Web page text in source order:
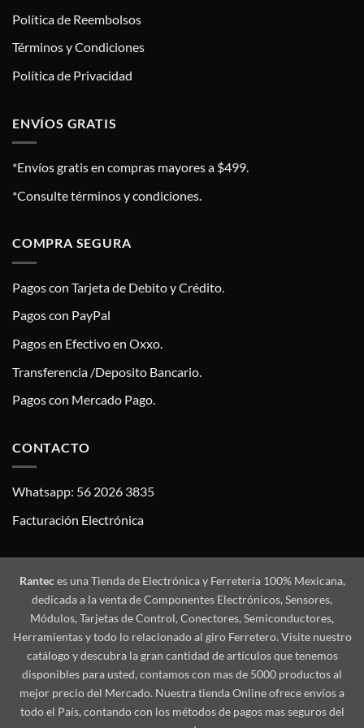
Política de Reembolsos
Términos y Condiciones
Política de Privacidad
ENVÍOS GRATIS
*Envíos gratis en compras mayores a $499.
*Consulte términos y condiciones.
COMPRA SEGURA
Pagos con Tarjeta de Debito y Crédito.
Pagos con PayPal
Pagos en Efectivo en Oxxo.
Transferencia /Deposito Bancario.
Pagos con Mercado Pago.
CONTACTO
Whatsapp: 56 2026 3835
Facturación Electrónica
Ranteces una Tienda de Electrónica y Ferretería 100% Mexicana,
dedicada a la venta de Componentes Electrónicos, Sensores,
Módulos, Tarjetas de Control, Conectores, Semiconductores,
Herramientas y todo lo relacionado al giro Ferretero. Visite nuestro
catálogo y descubra la gran cantidad de artículos que tenemos
disponibles para usted, contamos con mas de 5000 productos al
mejor precio del Mercado. Nuestra tienda Online ofrece envíos a
todo el País, contando con los métodos de pagos mas seguros del